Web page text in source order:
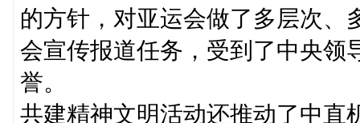
的方针，对亚运会做了多层次、
会宣传报道任务，受到了中央领
誉。
共建精神文明活动还推动了中直